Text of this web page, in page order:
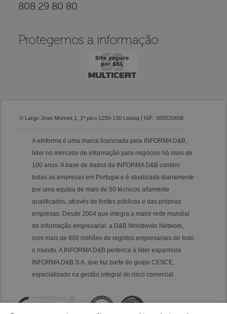
808 29 80 80
Protegemos a informação
© Largo Jean Monnet 1, 1º piso 1250-130 Lisboa | NIF: 500520658
A eInforma é uma marca licenciada pela INFORMA D&B,
líder no mercado de informação para negócios há mais de
100 anos. A base de dados da INFORMA D&B contém
todas as empresas em Portugal e é atualizada diariamente
por uma equipa de mais de 50 técnicos altamente
qualificados, através de fontes públicas e das próprias
empresas. Desde 2004 que integra a maior rede mundial
de informação empresarial: a D&B Worldwide Network,
com mais de 600 milhões de registos empresariais de todo
o mundo. A INFORMA D&B pertence à líder espanhola
INFORMA D&B S.A. que faz parte do grupo CESCE,
especializado na gestão integral do risco comercial.